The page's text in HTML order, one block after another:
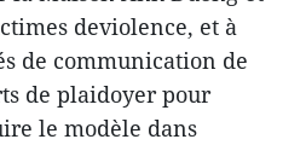
deviolence, et à
de communication de
de plaidoyer pour
le modèle dans